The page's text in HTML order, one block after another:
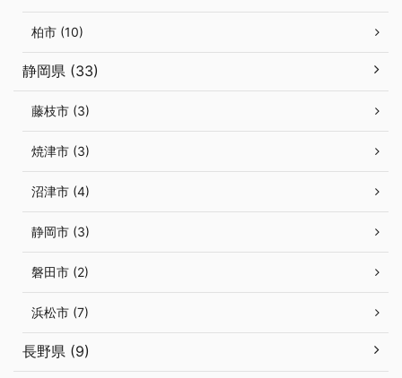
柏市 (10)
静岡県 (33)
藤枝市 (3)
焼津市 (3)
沼津市 (4)
静岡市 (3)
磐田市 (2)
浜松市 (7)
長野県 (9)